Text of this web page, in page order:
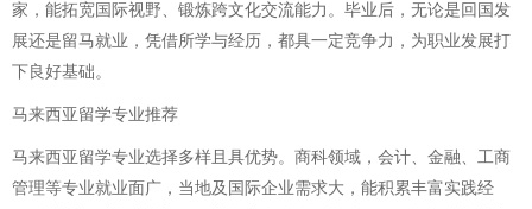
家，能拓宽国际视野、锻炼跨文化交流能力。毕业后，无论是回国发
展还是留马就业，凭借所学与经历，都具一定竞争力，为职业发展打
下良好基础。
马来西亚留学专业推荐
马来西亚留学专业选择多样且具优势。商科领域，会计、金融、工商
管理等专业就业面广，当地及国际企业需求大，能积累丰富实践经